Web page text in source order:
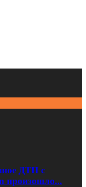
ДТП с
произошло...